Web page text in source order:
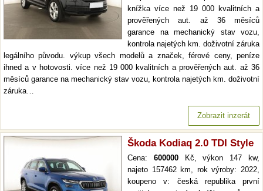
knížka více než 19 000 kvalitních a
prověřených aut. až 36 měsíců
garance na mechanický stav vozu,
kontrola najetých km. doživotní záruka
legálního původu. výkup všech modelů a značek, férové ceny, peníze
ihned a v hotovosti. více než 19 000 kvalitních a prověřených aut. až 36
měsíců garance na mechanický stav vozu, kontrola najetých km. doživotní
záruka…
Zobrazit inzerát
Škoda Kodiaq 2.0 TDI Style
Cena: 600000Kč, výkon 147 kw,
najeto 157462 km, rok výroby: 2022,
koupeno v: česká republika první